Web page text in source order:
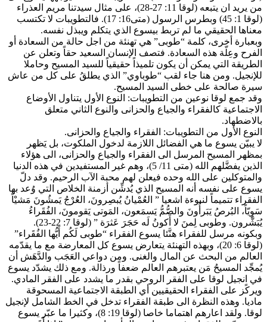
من يريد ان يتبعه (لوقا 11: 27-28)، على مثال سيدتنا مريم العذراء
(لوقا 1: 45) وبطرس الرسول (متى16: 17). فالتطويبات لا تكتسب
معناها الحقيقي ما لم تربط بيسوع الذي يتكلم ويبذل نفسه.
وبعبارة أخرى، كلمة “طوبى” هي تهنئة من اجل حالة من السعادة أو
الفرح وعِلّة هذه السعادة. فتصف الإنسان السعيد حقاً وتعلن عن
الطريقة التي يمكن أن يكون تلميذاً حقيقياً للسيد المسيح وحاملا
للإنجيل. ومن هنا جاء لقب “طوباوي” الذي يطلقُ على كل من عاش
سيرة صالحة على خطى السيد المسيح.
وقد جمع لوقا نوعين من التطويبات: النوع الأول يتناول الأوضاع
الاجتماعية كالفقراء والجياع والحزانى والنوع الثاني متعلق
بالاضطهاد.
النوع الأول من التطويبات: الفقراء والجياع والحزانى.
لا يبيّن يسوع ما هي الفضائل اللازمة لدخول الملكوت، بل يَظهر
بمظهر المسيح المرسل الى الفقراء والجياع والحزانى، الى هؤلاء
الذين يفضَّلهم الله (متى 11/ 5)، وهم غير المستفيدين في هذه الدنيا
والمتوكلين على الله وحده فيعلن لهم محبة الآب الرحيم. وقد دلّ
يسوع على نفسه أنه المسيح الذي يُدشِّن أزمنة الخلاص التي وُعد بها
الفقراء تتميماً لنبوءة اشعيا ” العُمْيانُ يُبصِرونَ، العُرْجُ يَمشُونَ مَشيْاً
سَوِيّاً، البُرصُ يَبَرأُونَ والصُّمُّ يَسمَعون، المَوتى يَقومونَ، الفُقَراءُ
يُبَشَّرون. وطوبى لِمنَ لا أَكونُ لَه حَجَرَ عَثرَة ” (لوقا 7: 22-23).
وبكونه مرسل للفقراء هنَّئا يسوع الفقراء “طوبى لَكُم أَيُّها الفُقَراء”
(لوقا 6: 20)، وبهذه التهنئة يتعارض يسوع كل المعارضة مع ما يقدّمه
العالم من البحث عن المال والغنى. ومن دواعي العَجَب والدَّهَش أن
يُمجِّد المسيحُ مَن يعتبرهم العالم ضعفاً ورذالة. ومع ذلك يشدّد يسوع
في انجيل لوقا على الفقر الروحي بقدر ما يشدد على الفقر المادي.
ويركًز على الفقراء الحقيقيين أي الطبقة الاجتماعية المسحوقة
ماديا. وهذه النظرة الى طبقة الفقراء تدخل في الخط الشامل لإنجيل
لوقا. ولقد اعارهم اهتماما خاصا (لوقا 19: 8)، وكثيرا ما عبّر يسوع